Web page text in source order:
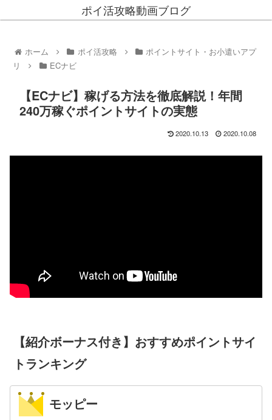
ポイ活攻略動画ブログ
ホーム ポイ活攻略
ポイントサイト・お小遣いアプ
リ
ECナビ
【ECナビ】稼げる方法を徹底解説！年間
240万稼ぐポイントサイトの実態
2020.10.13 2020.10.08
【紹介ボーナス付き】おすすめポイントサイ
トランキング
モッピー